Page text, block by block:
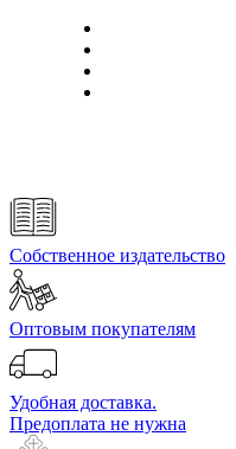
Собственное издательство
Оптовым покупателям
Удобная доставка.
Предоплата не нужна